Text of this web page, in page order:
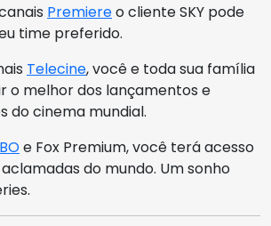
Premiereo cliente SKY pode
time preferido.
Telecine, você e toda sua família
o melhor dos lançamentos e
do cinema mundial.
e Fox Premium, você terá acesso
do mundo. Um sonho